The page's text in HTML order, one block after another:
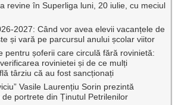
revine în Superliga luni, 20 iulie, cu meciul
2027: Când vor avea elevii vacanțele de
și vară pe parcursul anului școlar viitor
pentru șoferii care circulă fără rovinietă:
rovinietei și de ce mulți
târziu că au fost sancționați
Vasile Laurențiu Sorin prezintă
portrete din Ținutul Petrilenilor